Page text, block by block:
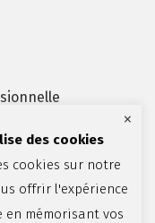
des cookies
cookies sur notre
offrir l'expérience
mémorisant vos
×